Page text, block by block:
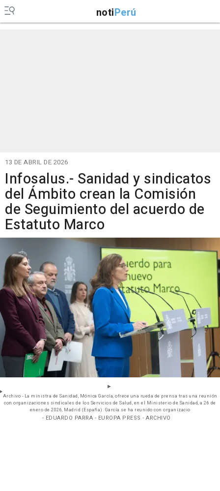
notiPerú
13 DE ABRIL DE 2026
Infosalus.- Sanidad y sindicatos
del Ámbito crean la Comisión
de Seguimiento del acuerdo de
Estatuto Marco
Archivo - La ministra de Sanidad, Mónica García, ofrece una rueda de prensa tras una reunión
con organizaciones sindicales de los Servicios de Salud, en el Ministerio de Sanidad, a 26 de
enero de 2026, Madrid (España). García se ha reunido con organizacio
- EDUARDO PARRA - EUROPA PRESS - ARCHIVO